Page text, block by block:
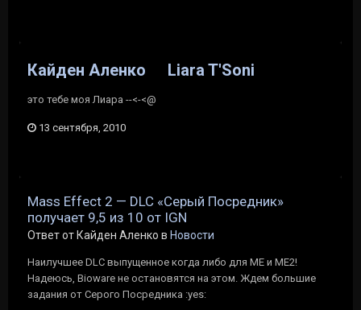
Кайден Аленко Liara T'Soni
это тебе моя Лиара --<-<@
13 сентября, 2010
Mass Effect 2 — DLC «Серый Посредник»
получает 9,5 из 10 от IGN
Ответ от Кайден Аленко в Новости
Наилучшее DLC выпущенное когда либо для МЕ и МЕ2!
Надеюсь, Bioware не остановятся на этом. Ждем большие
задания от Серого Посредника :yes: